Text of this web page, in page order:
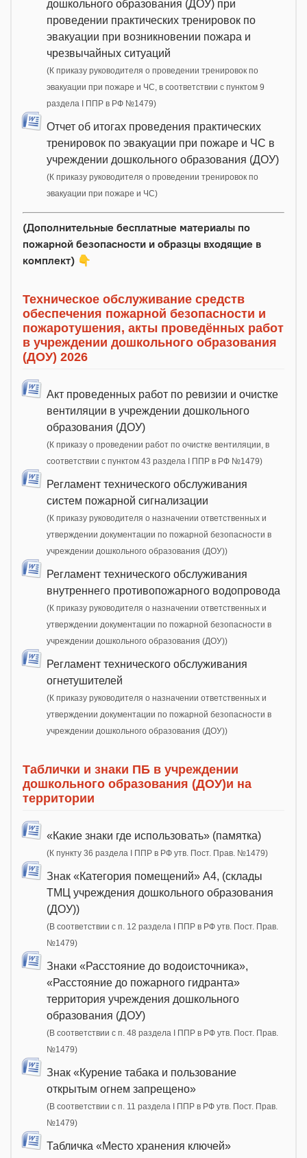
дошкольного образования (ДОУ) при
проведении практических тренировок по
эвакуации при возникновении пожара и
чрезвычайных ситуаций
(К приказу руководителя о проведении тренировок по
эвакуации при пожаре и ЧС, в соответствии с пунктом 9
раздела I ППР в РФ №1479)
Отчет об итогах проведения практических
тренировок по эвакуации при пожаре и ЧС в
учреждении дошкольного образования (ДОУ)
(К приказу руководителя о проведении тренировок по
эвакуации при пожаре и ЧС)
(Дополнительные бесплатные материалы по
пожарной безопасности и образцы входящие в
комплект) 👇
Техническое обслуживание средств
обеспечения пожарной безопасности и
пожаротушения, акты проведённых работ
в учреждении дошкольного образования
(ДОУ) 2026
Акт проведенных работ по ревизии и очистке
вентиляции в учреждении дошкольного
образования (ДОУ)
(К приказу о проведении работ по очистке вентиляции, в
соответствии с пунктом 43 раздела I ППР в РФ №1479)
Регламент технического обслуживания
систем пожарной сигнализации
(К приказу руководителя о назначении ответственных и
утверждении документации по пожарной безопасности в
учреждении дошкольного образования (ДОУ))
Регламент технического обслуживания
внутреннего противопожарного водопровода
(К приказу руководителя о назначении ответственных и
утверждении документации по пожарной безопасности в
учреждении дошкольного образования (ДОУ))
Регламент технического обслуживания
огнетушителей
(К приказу руководителя о назначении ответственных и
утверждении документации по пожарной безопасности в
учреждении дошкольного образования (ДОУ))
Таблички и знаки ПБ в учреждении
дошкольного образования (ДОУ)и на
территории
«Какие знаки где использовать» (памятка)
(К пункту 36 раздела I ППР в РФ утв. Пост. Прав. №1479)
Знак «Категория помещений» А4, (склады
ТМЦ учреждения дошкольного образования
(ДОУ))
(В соответствии с п. 12 раздела I ППР в РФ утв. Пост. Прав.
№1479)
Знаки «Расстояние до водоисточника»,
«Расстояние до пожарного гидранта»
территория учреждения дошкольного
образования (ДОУ)
(В соответствии с п. 48 раздела I ППР в РФ утв. Пост. Прав.
№1479)
Знак «Курение табака и пользование
открытым огнем запрещено»
(В соответствии с п. 11 раздела I ППР в РФ утв. Пост. Прав.
№1479)
Табличка «Место хранения ключей»